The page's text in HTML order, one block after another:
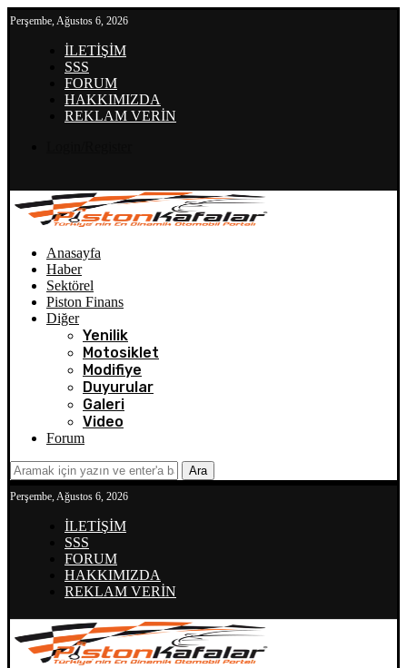
Perşembe, Ağustos 6, 2026
İLETİŞİM
SSS
FORUM
HAKKIMIZDA
REKLAM VERİN
Anasayfa
Haber
Sektörel
Piston Finans
Diğer
Yenilik
Motosiklet
Modifiye
Duyurular
Galeri
Video
Forum
Ara
Perşembe, Ağustos 6, 2026
İLETİŞİM
SSS
FORUM
HAKKIMIZDA
REKLAM VERİN